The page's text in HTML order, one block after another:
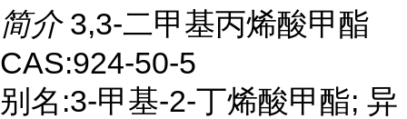
简介 3,3-二甲基丙烯酸甲酯
CAS:924-50-5
别名:3-甲基-2-丁烯酸甲酯; 异